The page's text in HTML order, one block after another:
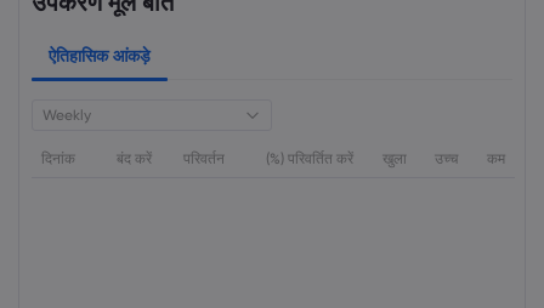
ऐतिहासिक आंकड़े
Weekly
दिनांक बंद करें परिवर्तन (%) परिवर्तित करें खुला उच्च कम